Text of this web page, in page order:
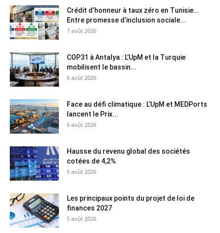
Crédit d’honneur à taux zéro en Tunisie…
Entre promesse d’inclusion sociale...
7 août 2026
COP31 à Antalya : L’UpM et la Turquie
mobilisent le bassin...
6 août 2026
Face au défi climatique : L’UpM et MEDPorts
lancent le Prix...
6 août 2026
Hausse du revenu global des sociétés
cotées de 4,2%
5 août 2026
Les principaux points du projet de loi de
finances 2027
5 août 2026